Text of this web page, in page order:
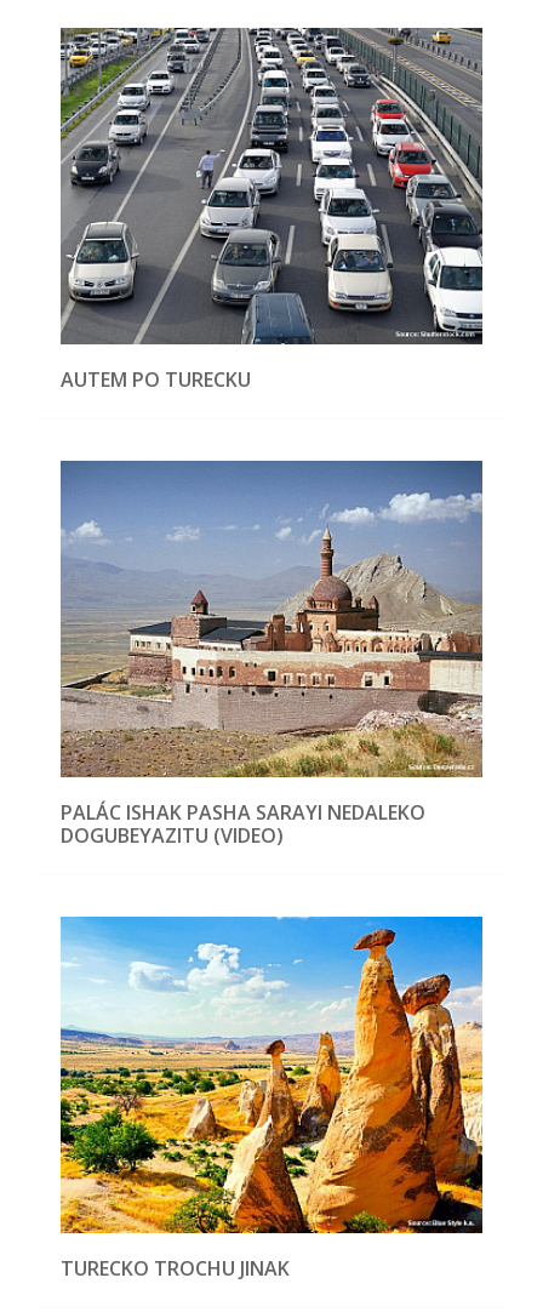
AUTEM PO TURECKU
PALÁC ISHAK PASHA SARAYI NEDALEKO
DOGUBEYAZITU (VIDEO)
TURECKO TROCHU JINAK